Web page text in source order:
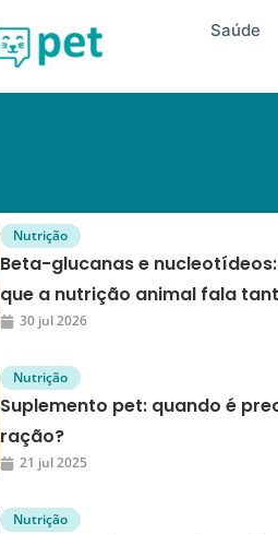
Saúde
Nutrição
Beta-glucanas e
que a nutrição animal fala
30 jul 2026
Nutrição
Suplemento pet: quando é
ração?
21 jul 2025
Nutrição